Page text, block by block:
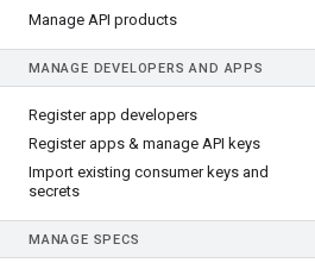
Manage API products
MANAGE DEVELOPERS AND APPS
Register app developers
Register apps & manage API keys
Import existing consumer keys and
secrets
MANAGE SPECS